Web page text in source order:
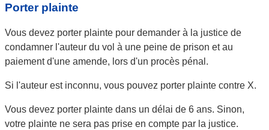
Porter plainte
Vous devez porter plainte pour demander à la justice de
condamner l'auteur du vol à une peine de prison et au
paiement d'une amende, lors d'un procès pénal.
Si l'auteur est inconnu, vous pouvez porter plainte contre X.
Vous devez porter plainte dans un délai de 6 ans. Sinon,
votre plainte ne sera pas prise en compte par la justice.